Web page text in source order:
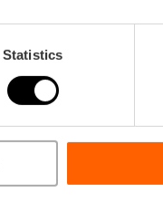
Statistics
26,95,C1,C2